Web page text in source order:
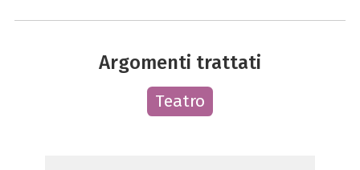
Argomenti trattati
Teatro